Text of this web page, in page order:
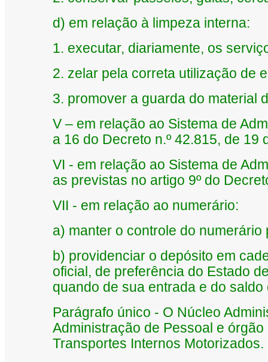
d) em relação à limpeza interna:
1. executar, diariamente, os
2. zelar pela correta utilização de
3. promover a guarda do material
V – em relação ao Sistema de
a 16 do Decreto n.º 42.815, de 19
VI - em relação ao Sistema de
as previstas no artigo 9º do
VII - em relação ao numerário:
a) manter o controle do
b) providenciar o depósito em
oficial, de preferência do Estado
quando de sua entrada e do
Parágrafo único - O Núcleo
Administração de Pessoal e
Transportes Internos Motorizados.